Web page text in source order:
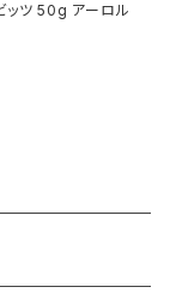
ッツ 50g アーロル